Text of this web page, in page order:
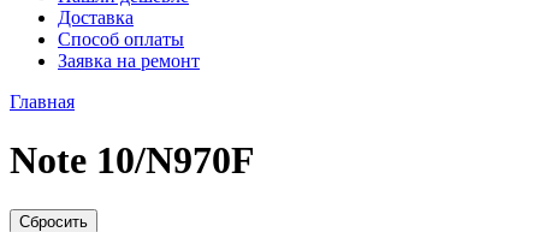
Доставка
Способ оплаты
Заявка на ремонт
Главная
Note 10/N970F
Сбросить